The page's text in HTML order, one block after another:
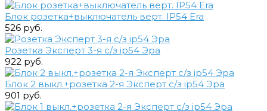
Блок розетка+выключатель верт. IP54 Era
526 руб.
Розетка Эксперт 3-я с/з ip54 Эра
922 руб.
Блок 2 выкл.+розетка 2-я Эксперт с/з ip54 Эра
901 руб.